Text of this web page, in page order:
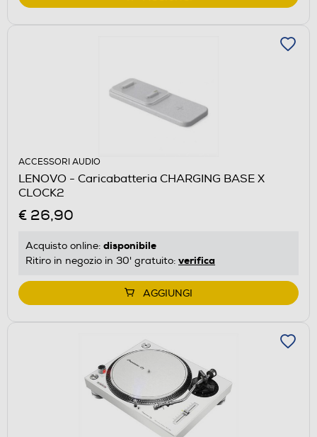
ACCESSORI AUDIO
LENOVO - Caricabatteria CHARGING BASE X
CLOCK2
€ 26,90
Acquisto online: disponibile
Ritiro in negozio in 30' gratuito: verifica
AGGIUNGI